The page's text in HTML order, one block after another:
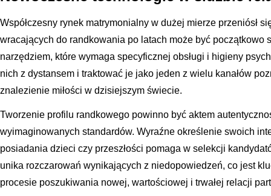
Współczesny rynek matrymonialny w dużej mierze przeniósł
wracających do randkowania po latach może być początkowo
narzędziem, które wymaga specyficznej obsługi i higieny
nich z dystansem i traktować je jako jeden z wielu kanałów
znalezienie miłości w dzisiejszym świecie.
Tworzenie profilu randkowego powinno być aktem
wyimaginowanych standardów. Wyraźne określenie swoich
posiadania dzieci czy przeszłości pomaga w selekcji
unika rozczarowań wynikających z niedopowiedzeń, co jest
procesie poszukiwania nowej, wartościowej i trwałej relacji